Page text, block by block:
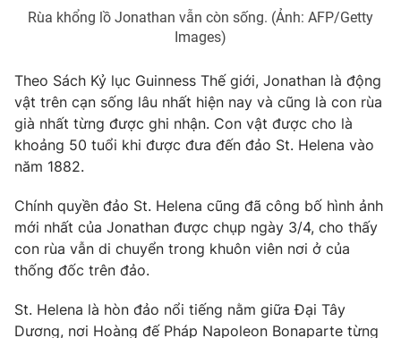
THỜI BÁO VTV
Theo dõi báo trên
Cơ quan chủ quản:
Giấy phép hoạt động báo in và báo điện tử số 483/GP-BTTTT
cấp ngày 29/12/2023
Tổng Biên tập:Vũ Thanh Thủy
Phó Tổng Biên tập:Nguyễn Thị Mỹ Hạnh, Phạm Quốc Thắng,
Tổng đài VTV: 024.38 355 931 - 024.38 355 932
Rùa khổng lồ Jonathan vẫn còn sống. (Ảnh: AFP/Getty
Images)
Theo Sách Kỷ lục Guinness Thế giới, Jonathan là động
vật trên cạn sống lâu nhất hiện nay và cũng là con rùa
già nhất từng được ghi nhận. Con vật được cho là
khoảng 50 tuổi khi được đưa đến đảo St. Helena vào
năm 1882.
Chính quyền đảo St. Helena cũng đã công bố hình ảnh
mới nhất của Jonathan được chụp ngày 3/4, cho thấy
con rùa vẫn di chuyển trong khuôn viên nơi ở của
thống đốc trên đảo.
St. Helena là hòn đảo nổi tiếng nằm giữa Đại Tây
Dương, nơi Hoàng đế Pháp Napoleon Bonaparte từng